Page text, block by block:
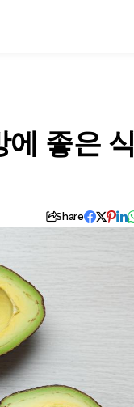
좋은 식
Share